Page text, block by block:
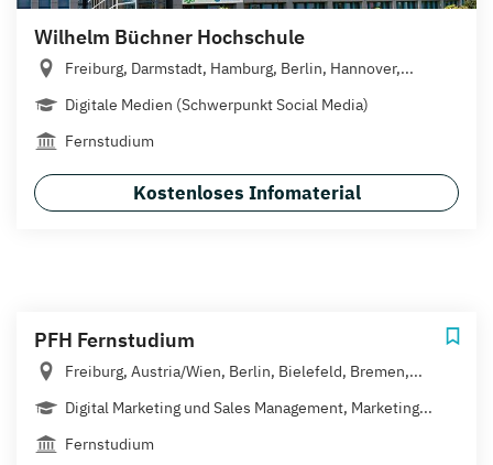
Wilhelm Büchner Hochschule
Freiburg, Darmstadt, Hamburg, Berlin, Hannover,...
Digitale Medien (Schwerpunkt Social Media)
Fernstudium
Kostenloses Infomaterial
PFH Fernstudium
Freiburg, Austria/Wien, Berlin, Bielefeld, Bremen,...
Digital Marketing und Sales Management, Marketing...
Fernstudium